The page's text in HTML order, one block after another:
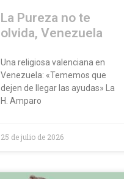
La Pureza no te
olvida, Venezuela
Una religiosa valenciana en
Venezuela: «Tememos que
dejen de llegar las ayudas» La
H. Amparo
25 de julio de 2026